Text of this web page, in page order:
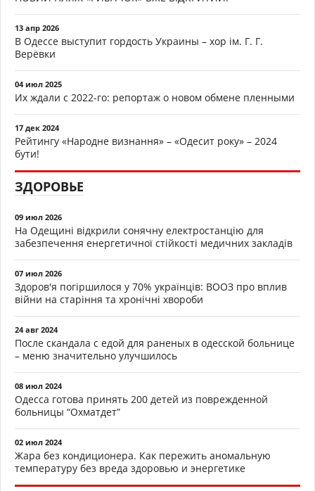
13 апр 2026
В Одессе выступит гордость Украины – хор ім. Г. Г.
Верёвки
04 июл 2025
Их ждали с 2022-го: репортаж о новом обмене пленными
17 дек 2024
Рейтингу «Народне визнання» – «Одесит року» – 2024
бути!
ЗДОРОВЬЕ
09 июл 2026
На Одещині відкрили сонячну електростанцію для
забезпечення енергетичної стійкості медичних закладів
07 июл 2026
Здоров'я погіршилося у 70% українців: ВООЗ про вплив
війни на старіння та хронічні хвороби
24 авг 2024
После скандала с едой для раненых в одесской больнице
– меню значительно улучшилось
08 июл 2024
Одесса готова принять 200 детей из поврежденной
больницы “Охматдет”
02 июл 2024
Жара без кондиционера. Как пережить аномальную
температуру без вреда здоровью и энергетике